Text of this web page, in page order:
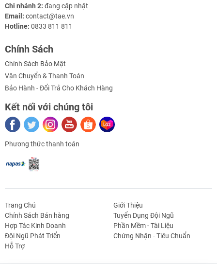
Định
Tải
Linh Kiện Siết -
Nối
Dụng Cụ Cầm
Tay
Máy Công Cụ
Chi nhánh 2: đang cập nhật
Email: contact@tae.vn
Hotline: 0833 811 811
Chính Sách
Chính Sách Bảo Mật
Vận Chuyển & Thanh Toán
Bảo Hành - Đổi Trả Cho Khách Hàng
Kết nối với chúng tôi
Phương thức thanh toán
Trang Chủ
Giới Thiệu
Chính Sách Bán hàng
Tuyển Dụng Đội Ngũ
Hợp Tác Kinh Doanh
Phần Mềm - Tài Liệu
Đội Ngũ Phát Triển
Chứng Nhận - Tiêu Chuẩn
Hỗ Trợ